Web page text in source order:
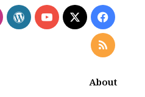
Facebook
X
RSS
About